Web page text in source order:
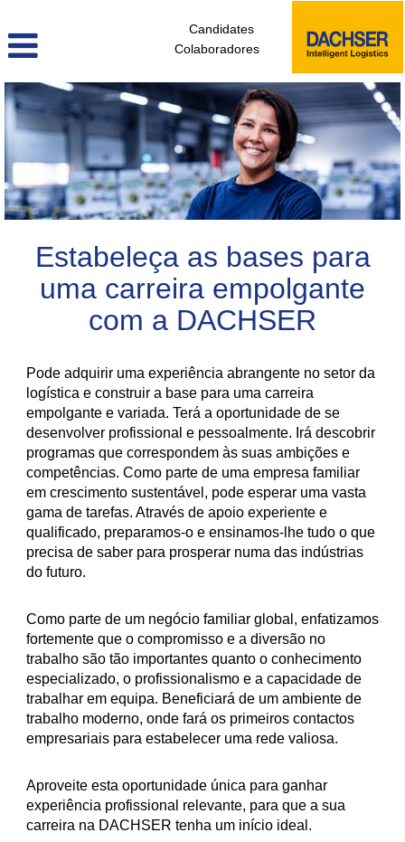
Candidates
Colaboradores
colaboradores_sem_experiencia_pt
Estabeleça as bases para
uma carreira empolgante
com a DACHSER
Pode adquirir uma experiência abrangente no setor da
logística e construir a base para uma carreira
empolgante e variada. Terá a oportunidade de se
desenvolver profissional e pessoalmente. Irá descobrir
programas que correspondem às suas ambições e
competências. Como parte de uma empresa familiar
em crescimento sustentável, pode esperar uma vasta
gama de tarefas. Através de apoio experiente e
qualificado, preparamos-o e ensinamos-lhe tudo o que
precisa de saber para prosperar numa das indústrias
do futuro.
Como parte de um negócio familiar global, enfatizamos
fortemente que o compromisso e a diversão no
trabalho são tão importantes quanto o conhecimento
especializado, o profissionalismo e a capacidade de
trabalhar em equipa. Beneficiará de um ambiente de
trabalho moderno, onde fará os primeiros contactos
empresariais para estabelecer uma rede valiosa.
Aproveite esta oportunidade única para ganhar
experiência profissional relevante, para que a sua
carreira na DACHSER tenha um início ideal.